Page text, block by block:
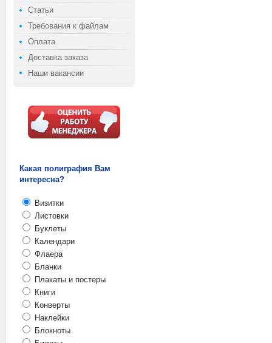
Статьи
Требования к файлам
Оплата
Доставка заказа
Наши вакансии
Какая полиграфия Вам
интересна?
Визитки
Листовки
Буклеты
Календари
Флаера
Бланки
Плакаты и постеры
Книги
Конверты
Наклейки
Блокноты